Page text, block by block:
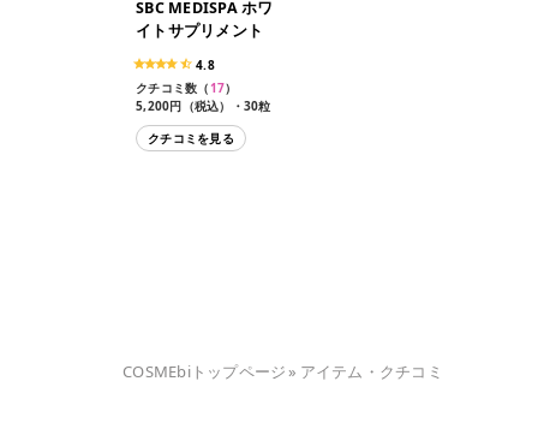
SBC MEDISPA ホワ
イトサプリメント
4.8
クチコミ数（17）
5,200円（税込）・30粒
クチコミを見る
COSMEbiトップページ» アイテム・クチコミ